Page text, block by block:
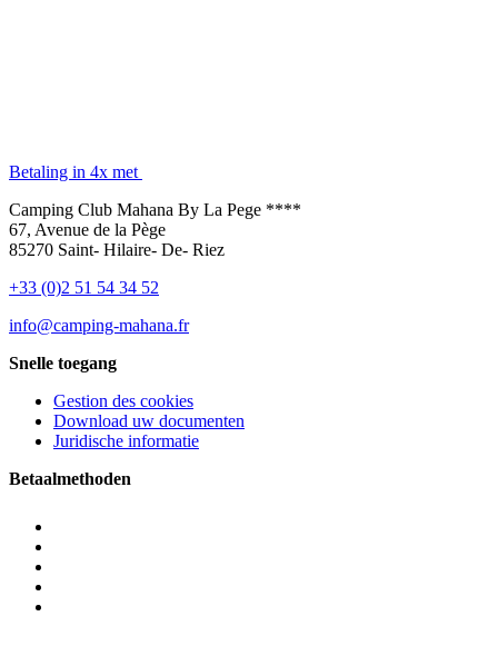
Betaling in 4x met
Camping Club Mahana By La Pege ****
67, Avenue de la Pège
85270 Saint- Hilaire- De- Riez
+33 (0)2 51 54 34 52
info@camping-mahana.fr
Snelle toegang
Gestion des cookies
Download uw documenten
Juridische informatie
Betaalmethoden